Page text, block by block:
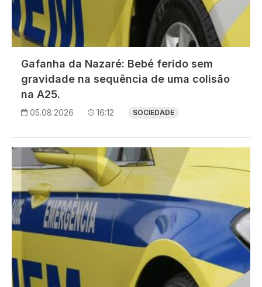
Gafanha da Nazaré: Bebé ferido sem
gravidade na sequência de uma colisão
na A25.
05.08.2026 16:12 SOCIEDADE
Imagem